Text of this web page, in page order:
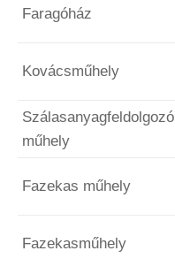
Faragóház
Kovácsműhely
Szálasanyagfeldolgozó
műhely
Fazekas műhely
Fazekasműhely